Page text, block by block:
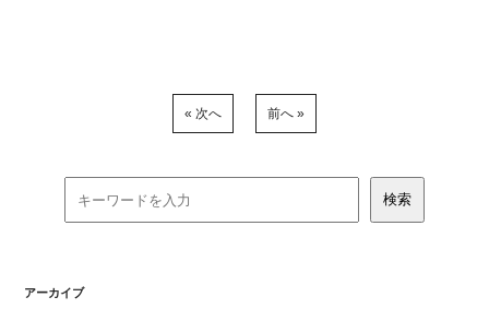
« 次へ 前へ »
アーカイブ